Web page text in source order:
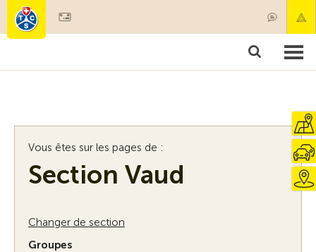
Membres & prestations
Vous êtes sur les pages de :
Section Vaud
Changer de section
Groupes